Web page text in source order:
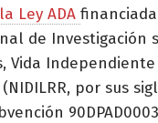
Ley ADA
de Investigación
Vida Independiente
por sus